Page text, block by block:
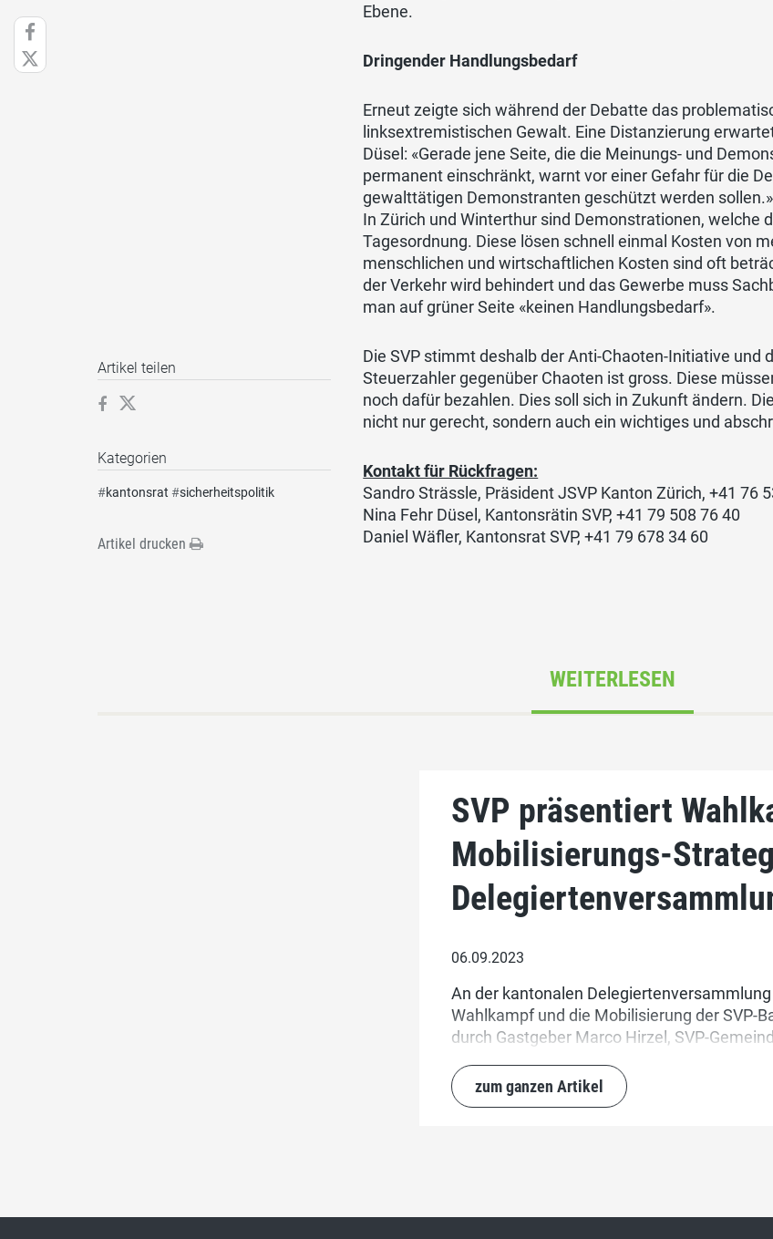
Ebene.
Dringender Handlungsbedarf
Erneut zeigte sich während der Debatte das
linksextremistischen Gewalt. Eine Distanzierung
Düsel: «Gerade jene Seite, die die Meinungs- und
permanent einschränkt, warnt vor einer Gefahr für die
gewalttätigen Demonstranten geschützt werden sollen.»
In Zürich und Winterthur sind Demonstrationen, welche
Tagesordnung. Diese lösen schnell einmal Kosten von
menschlichen und wirtschaftlichen Kosten sind oft
der Verkehr wird behindert und das Gewerbe muss
man auf grüner Seite «keinen Handlungsbedarf».
Die SVP stimmt deshalb der Anti-Chaoten-Initiative und
Steuerzahler gegenüber Chaoten ist gross. Diese
noch dafür bezahlen. Dies soll sich in Zukunft ändern.
nicht nur gerecht, sondern auch ein wichtiges und
Kontakt für Rückfragen:
Sandro Strässle, Präsident JSVP Kanton Zürich, +41 76
Nina Fehr Düsel, Kantonsrätin SVP, +41 79 508 76 40
Daniel Wäfler, Kantonsrat SVP, +41 79 678 34 60
Artikel teilen
Kategorien
#kantonsrat #sicherheitspolitik
Artikel drucken
WEITERLESEN
SVP präsentiert
Mobilisierungs-
06.09.2023
An der kantonalen
Wahlkampf und die Mobilisierung der SVP-
durch Gastgeber Marco Hirzel, SVP-
zum ganzen Artikel